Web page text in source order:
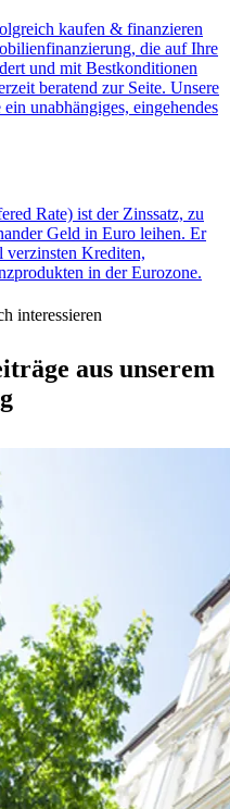
kaufen & finanzieren
die auf Ihre
und mit Bestkonditionen
beratend zur Seite. Unsere
unabhängiges, eingehendes
Rate) ist der Zinssatz, zu
Geld in Euro leihen. Er
verzinsten Krediten,
in der Eurozone.
interessieren
aus unserem